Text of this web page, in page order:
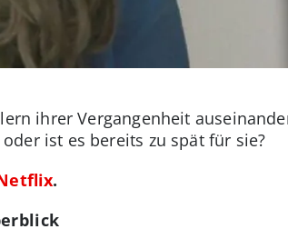
ihrer Vergangenheit
ist es bereits zu spät für sie?
.